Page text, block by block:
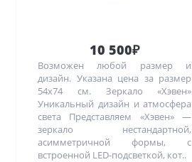
10 500₽
Возможен любой размер и
дизайн. Указана цена за размер
54х74 см. Зеркало «Хэвен»
Уникальный дизайн и атмосфера
света Представляем «Хэвен» —
зеркало нестандартной,
асимметричной формы, с
встроенной LED-подсветкой, кот..